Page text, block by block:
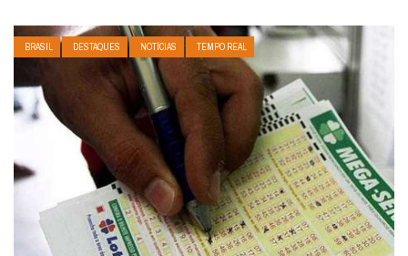
BRASIL DESTAQUES NOTÍCIAS TEMPO REAL